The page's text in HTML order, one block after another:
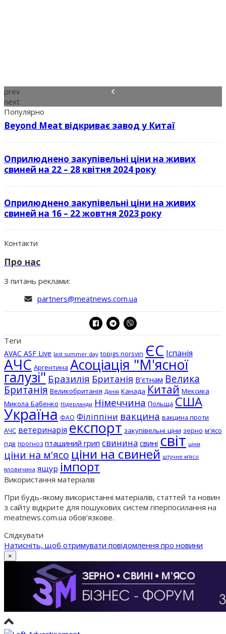
prev
next
Популярно
Beyond Meat відкриває завод у Китаї
Оприлюднено закупівельні ціни на живих
свиней на 22 – 28 квітня 2024 року
Оприлюднено закупівельні ціни на живих
свиней на 16 – 22 жовтня 2023 року
Контакти
Про нас
З питань реклами:
partners@meatnews.com.ua
Теги
AVAC ASF Live last summer day topigs norsvin ЄС Іспанія
АЧС Аргентина Асоціація "М'ясної
галузі" Бразилія Британія В'єтнам Велика
Британія Великобританія Данія Канада Китай Мексика
Микола Бабенко Нідерланди Німеччина Польща США
Україна ФАО Філіппіни вакцина вакцина проти
АЧС ветеринарія експорт закупівельні ціни зерно м'ясо
пдв прогноз пташиний грип свинина свині світ ціни
ціни на м'ясо ціни на свиней штучне м'ясо
яловичина ящур імпорт
Використання матеріалів
При будь-якому використанні матеріалів, статтей та новин
з сайту відкрите для пошукових систем гіперпосилання на
meatnews.com.ua обов’язкове.
Слідкувати
Натисніть, щоб отримувати повідомлення про новини
×